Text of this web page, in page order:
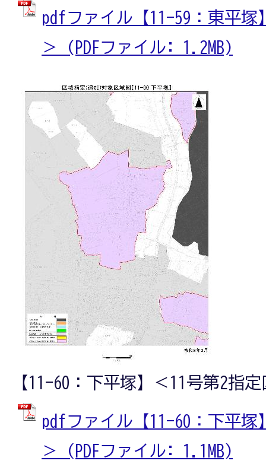
pdfファイル【11-59：東平塚
＞ (PDFファイル: 1.2MB)
【11-60：下平塚】＜11号第2指
pdfファイル【11-60：下平塚
＞ (PDFファイル: 1.1MB)